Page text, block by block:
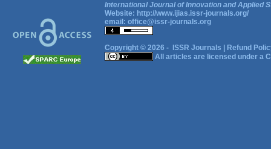
International Journal of Innovation and Applied
Website: http://www.ijias.issr-journals.org/
email: office@issr-journals.org
Copyright © 2026 - ISSR Journals
Refund
All articles are licensed under a